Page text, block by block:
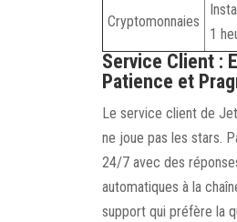
Cryptomonnaies
1
Service Client :
Patience et
Le service client de
ne joue pas les stars.
24/7 avec des
automatiques à la
support qui préfère la